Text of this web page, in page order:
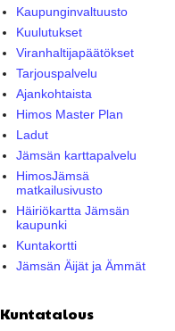
Kaupunginvaltuusto
Kuulutukset
Viranhaltijapäätökset
Tarjouspalvelu
Ajankohtaista
Himos Master Plan
Ladut
Jämsän karttapalvelu
HimosJämsä
matkailusivusto
Häiriökartta Jämsän
kaupunki
Kuntakortti
Jämsän Äijät ja Ämmät
Kuntatalous